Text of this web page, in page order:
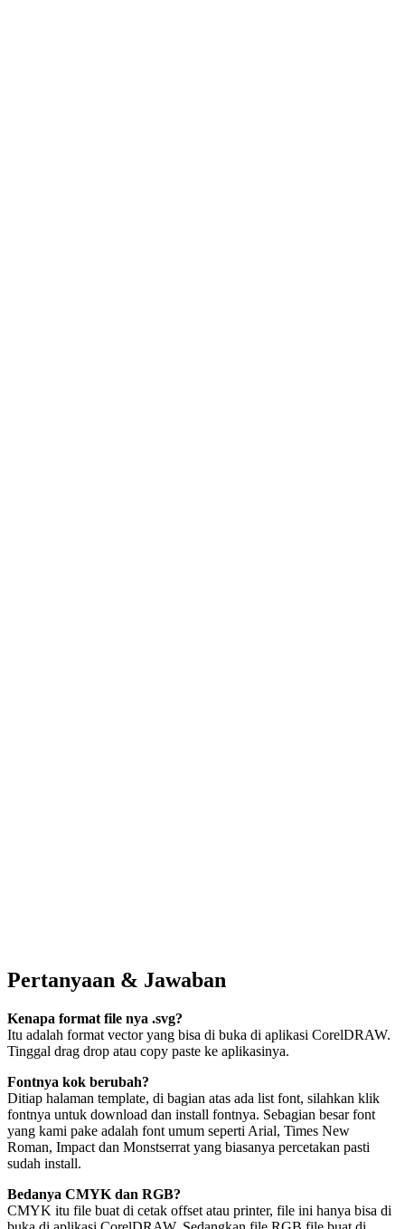
Pertanyaan & Jawaban
Kenapa format file nya .svg?
Itu adalah format vector yang bisa di buka di aplikasi CorelDRAW.
Tinggal drag drop atau copy paste ke aplikasinya.
Fontnya kok berubah?
Ditiap halaman template, di bagian atas ada list font, silahkan klik
fontnya untuk download dan install fontnya. Sebagian besar font
yang kami pake adalah font umum seperti Arial, Times New
Roman, Impact dan Monstserrat yang biasanya percetakan pasti
sudah install.
Bedanya CMYK dan RGB?
CMYK itu file buat di cetak offset atau printer, file ini hanya bisa di